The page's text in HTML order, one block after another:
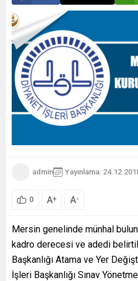
admin Yayınlama:
0 A+ A-
Mersin genelinde münhal
kadro derecesi ve adedi
Başkanlığı Atama ve Yer
İşleri Başkanlığı Sınav